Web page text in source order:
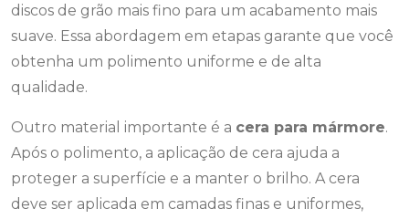
discos de grão mais fino para um acabamento mais
suave. Essa abordagem em etapas garante que você
obtenha um polimento uniforme e de alta
qualidade.
Outro material importante é a cera para mármore.
Após o polimento, a aplicação de cera ajuda a
proteger a superfície e a manter o brilho. A cera
deve ser aplicada em camadas finas e uniformes,